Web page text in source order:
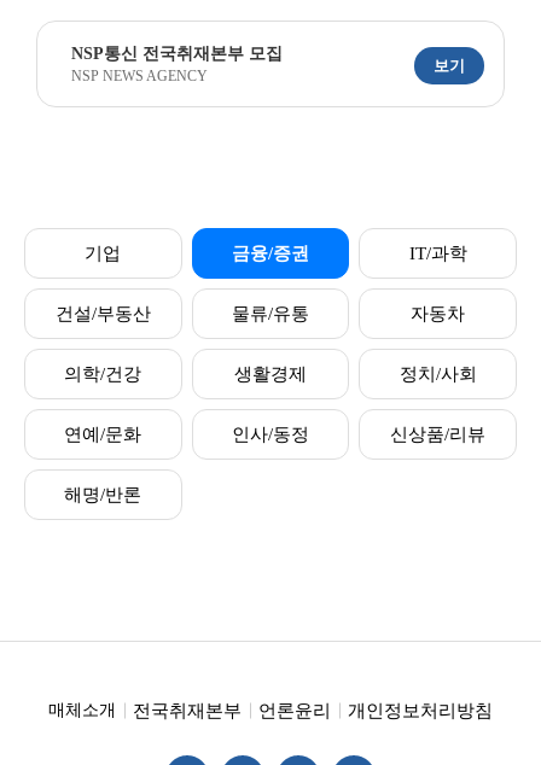
NSP통신 전국취재본부 모집
NSP NEWS AGENCY
보기
기업 금융/증권 IT/과학
건설/부동산 물류/유통 자동차
의학/건강 생활경제 정치/사회
연예/문화 인사/동정 신상품/리뷰
해명/반론
매체소개 전국취재본부 언론윤리 개인정보처리방침